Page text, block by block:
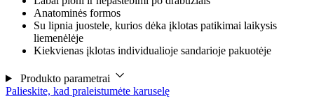
Anatominės formos
Su lipnia juostele, kurios dėka įklotas patikimai laikysis
liemenėlėje
Kiekvienas įklotas individualioje sandarioje pakuotėje
Produkto parametrai
Palieskite, kad praleistumėte karuselę